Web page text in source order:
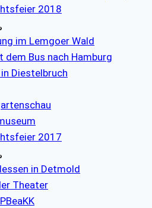
2018
im Lemgoer Wald
dem Bus nach Hamburg
Diestelbruch
2017
in Detmold
Theater